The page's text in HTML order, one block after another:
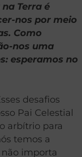
Terra é
nos por meio
Como
nos uma
esperamos no
desafios
Pai Celestial
arbítrio para
temos a
importa